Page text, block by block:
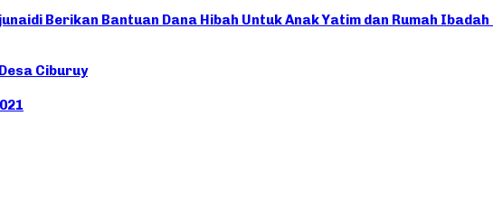
Berikan Bantuan Dana Hibah Untuk Anak Yatim dan Rumah
Ciburuy